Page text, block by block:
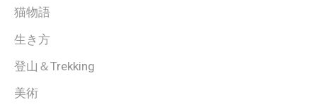
猫物語
生き方
登山＆Trekking
美術